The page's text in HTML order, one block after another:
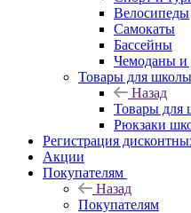
Велосипеды
Самокаты
Бассейны
Чемоданы и
Товары для школы
Назад
Товары для
Рюкзаки
Регистрация
Акции
Покупателям
Назад
Покупателям